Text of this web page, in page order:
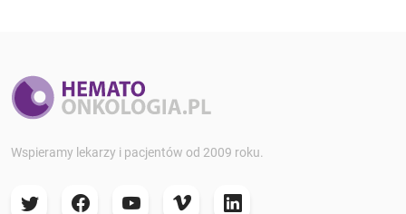
Wspieramy lekarzy i pacjentów od 2009 roku.